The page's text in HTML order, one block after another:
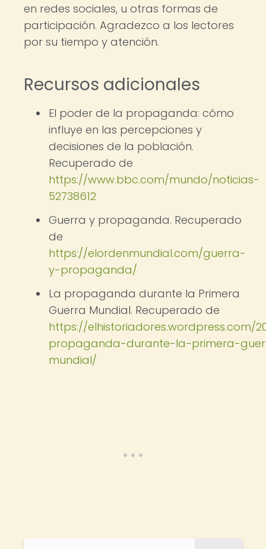
en redes sociales, u otras formas de
participación. Agradezco a los lectores
por su tiempo y atención.
Recursos adicionales
El poder de la propaganda: cómo
influye en las percepciones y
decisiones de la población.
Recuperado de
https://www.bbc.com/mundo/noticias-
52738612
Guerra y propaganda. Recuperado
de
https://elordenmundial.com/guerra-
y-propaganda/
La propaganda durante la Primera
Guerra Mundial. Recuperado de
https://elhistoriadores.wordpress.com/
propaganda-durante-la-primera-
mundial/